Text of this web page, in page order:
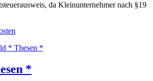
ist:
da Kleinunternehmer nach §19
*